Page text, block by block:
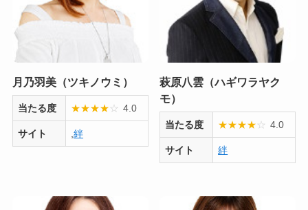
月乃羽美（ツキノウミ）
当たる度 ★★★★☆ 4.0
サイト ,絆
萩原八雲（ハギワラヤク
モ）
当たる度 ★★★★☆ 4.0
サイト 絆